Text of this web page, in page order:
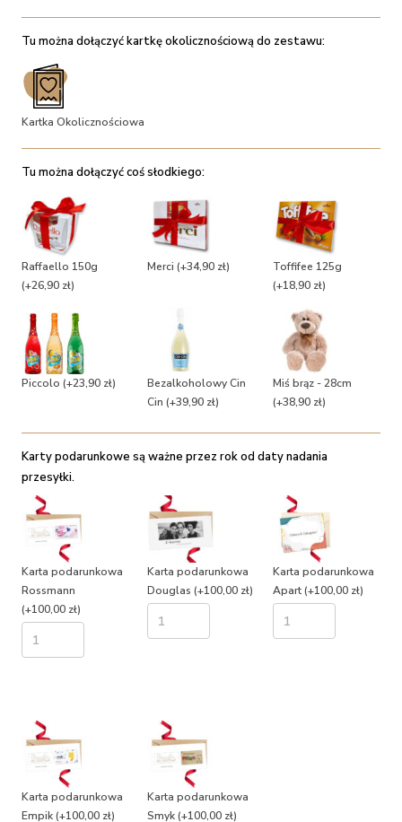
Tu można dołączyć kartkę okolicznościową do zestawu:
Kartka Okolicznościowa
Tu można dołączyć coś słodkiego:
Raffaello 150g
(+26,90 zł)
Merci (+34,90 zł)
Toffifee 125g
(+18,90 zł)
Piccolo (+23,90 zł)
Bezalkoholowy Cin
Cin (+39,90 zł)
Miś brąz - 28cm
(+38,90 zł)
Karty podarunkowe są ważne przez rok od daty nadania
przesyłki.
Karta podarunkowa
Rossmann
(+100,00 zł)
Karta podarunkowa
Douglas (+100,00 zł)
Karta podarunkowa
Apart(+100,00 zł)
Karta podarunkowa
Empik(+100,00 zł)
Karta podarunkowa
Smyk(+100,00 zł)